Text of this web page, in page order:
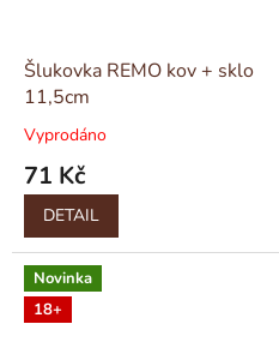
Šlukovka REMO kov + sklo
11,5cm
Vyprodáno
71 Kč
DETAIL
Novinka
18+